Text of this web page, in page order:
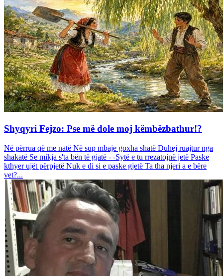
Shyqyri Fejzo: Pse më dole moj këmbëzbathur!?
Në përrua që me natë Në sup mbaje goxha shatë Duhej ruajtur nga
shakatë Se mikja s'ta bën të gjatë - -Sytë e tu rrezatojnë jetë Paske
kthyer ujët përpjetë Nuk e di si e paske gjetë Ta tha njeri a e bëre
vet?...